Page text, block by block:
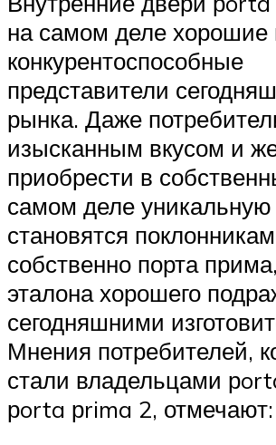
на самом деле хорошие
конкурентоспособные
представители
рынка. Даже
изысканным вкусом и
приобрести в
самом деле
становятся
собственно порта
эталона хорошего
сегодняшними
Мнения потребителей,
стали владельцами
рorta рrima 2, отмечают: